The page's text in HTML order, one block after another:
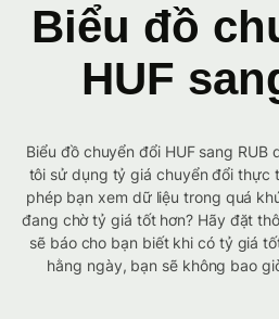
Biểu đồ
HUF
Biểu đồ chuyển đổi HUF sang
tôi sử dụng tỷ giá chuyển đổi thực
phép bạn xem dữ liệu trong quá
đang chờ tỷ giá tốt hơn? Hãy đặt
sẽ báo cho bạn biết khi có tỷ giá
hằng ngày, bạn sẽ không bao